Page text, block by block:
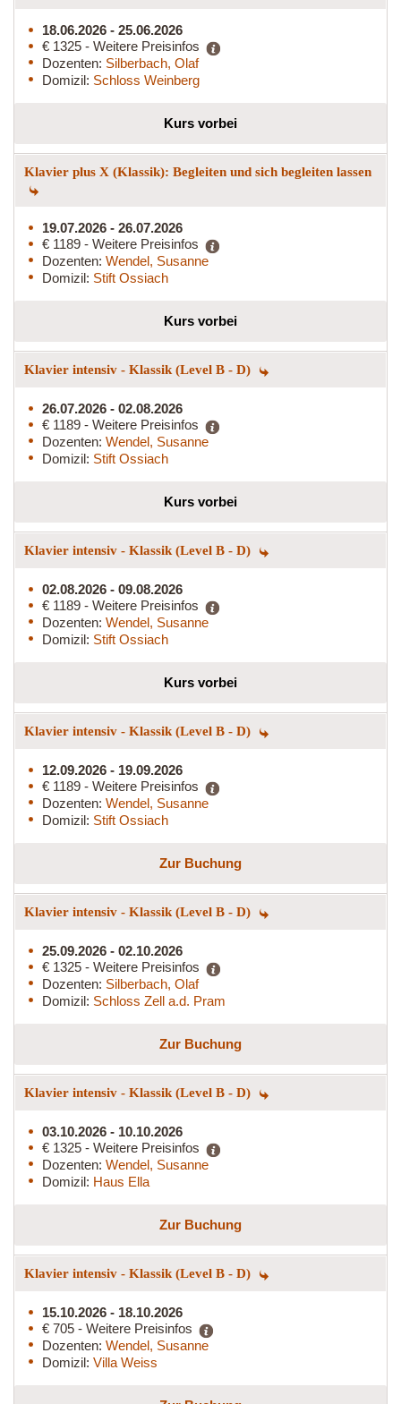
18.06.2026 - 25.06.2026
€ 1325 - Weitere Preisinfos
Dozenten: Silberbach, Olaf
Domizil: Schloss Weinberg
Kurs vorbei
Klavier plus X (Klassik): Begleiten und sich begleiten lassen
19.07.2026 - 26.07.2026
€ 1189 - Weitere Preisinfos
Dozenten: Wendel, Susanne
Domizil: Stift Ossiach
Kurs vorbei
Klavier intensiv - Klassik (Level B - D)
26.07.2026 - 02.08.2026
€ 1189 - Weitere Preisinfos
Dozenten: Wendel, Susanne
Domizil: Stift Ossiach
Kurs vorbei
Klavier intensiv - Klassik (Level B - D)
02.08.2026 - 09.08.2026
€ 1189 - Weitere Preisinfos
Dozenten: Wendel, Susanne
Domizil: Stift Ossiach
Kurs vorbei
Klavier intensiv - Klassik (Level B - D)
12.09.2026 - 19.09.2026
€ 1189 - Weitere Preisinfos
Dozenten: Wendel, Susanne
Domizil: Stift Ossiach
Zur Buchung
Klavier intensiv - Klassik (Level B - D)
25.09.2026 - 02.10.2026
€ 1325 - Weitere Preisinfos
Dozenten: Silberbach, Olaf
Domizil: Schloss Zell a.d. Pram
Zur Buchung
Klavier intensiv - Klassik (Level B - D)
03.10.2026 - 10.10.2026
€ 1325 - Weitere Preisinfos
Dozenten: Wendel, Susanne
Domizil: Haus Ella
Zur Buchung
Klavier intensiv - Klassik (Level B - D)
15.10.2026 - 18.10.2026
€ 705 - Weitere Preisinfos
Dozenten: Wendel, Susanne
Domizil: Villa Weiss